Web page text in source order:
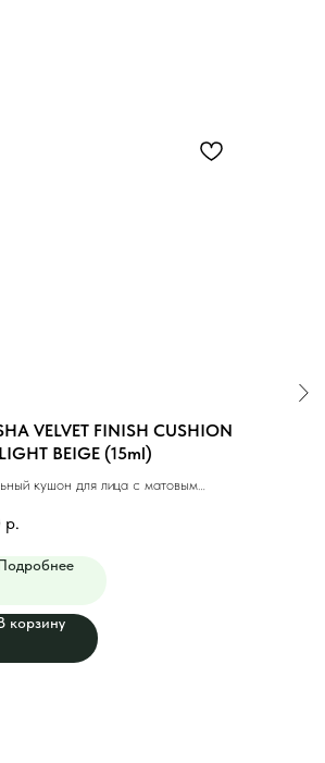
VELVET FINISH CUSHION
BEIGE (15ml)
кушон для лица с матовым
р.
корзину